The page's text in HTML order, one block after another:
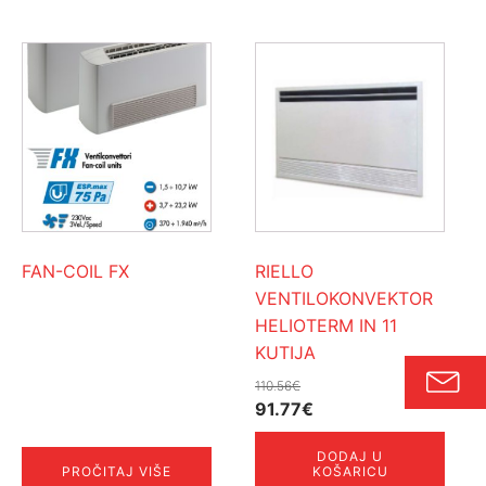
FAN-COIL FX
PROČITAJ VIŠE
RIELLO
VENTILOKONVEKTOR
HELIOTERM IN 11
KUTIJA
110.56€
Izvorna
cijena
91.77€
cijena
je:
DODAJ U
KOŠARICU